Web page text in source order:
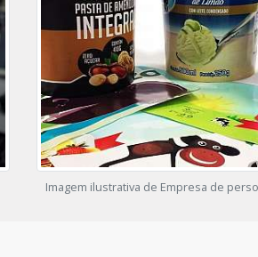
Imagem ilustrativa de Empresa de